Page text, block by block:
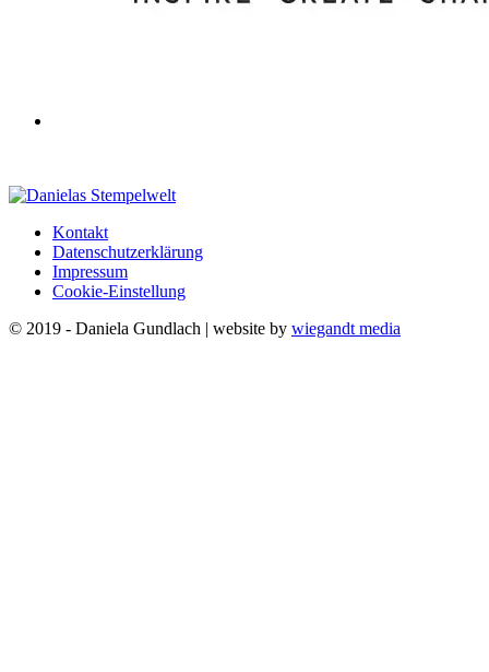
Kontakt
Datenschutzerklärung
Impressum
Cookie-Einstellung
© 2019 - Daniela Gundlach | website by wiegandt media